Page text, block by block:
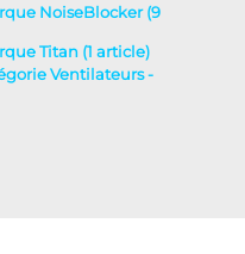
NoiseBlocker (9
Titan (1 article)
Ventilateurs -